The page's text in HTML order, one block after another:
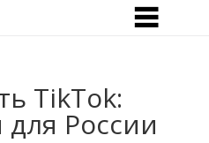
TikTok:
для России